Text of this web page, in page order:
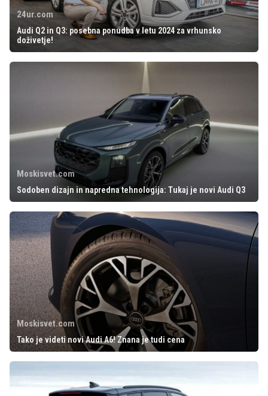
24ur.com
Audi Q2 in Q3: posebna ponudba v letu 2024 za vrhunsko
doživetje!
Moskisvet.com
Sodoben dizajn in napredna tehnologija: Tukaj je novi Audi Q3
Moskisvet.com
Tako je videti novi Audi A6! Znana je tudi cena